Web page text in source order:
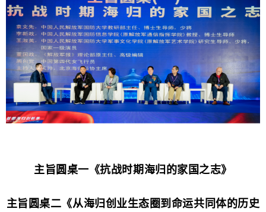
主旨圆桌一《抗战时期海归的家国之志》
主旨圆桌二《从海归创业生态圈到命运共同体的历史